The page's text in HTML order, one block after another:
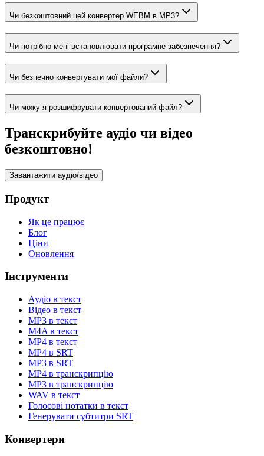
Чи безкоштовний цей конвертер WEBM в MP3?
Чи потрібно мені встановлювати програмне забезпечення?
Чи безпечно конвертувати мої файли?
Чи можу я розшифрувати конвертований файл?
Транскрибуйте аудіо чи відео
безкоштовно!
Завантажити аудіо/відео
Продукт
Як це працює
Блог
Ціни
Оновлення
Інструменти
Аудіо в текст
Відео в текст
MP3 в текст
M4A в текст
MP4 в текст
MP4 в SRT
MP3 в SRT
MP4 в транскрипцію
MP3 в транскрипцію
WAV в текст
Голосові нотатки в текст
Генерувати субтитри SRT
Конвертери